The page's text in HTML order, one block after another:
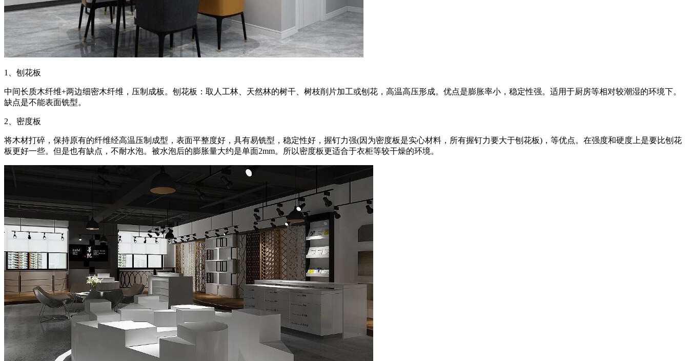
1、刨花板
中间长质木纤维+两边细密木纤维，压制成板。刨花板：取人工林、天然林的树干、树枝削片加工或刨花，高温高压形成。优点是膨胀率小，稳定性强。适用于厨房等相对较潮湿的环境下。
缺点是不能表面铣型。
2、密度板
将木材打碎，保持原有的纤维经高温压制成型，表面平整度好，具有易铣型，稳定性好，握钉力强(因为密度板是实心材料，所有握钉力要大于刨花板)，等优点。在强度和硬度上是要比刨花
板更好一些。但是也有缺点，不耐水泡。被水泡后的膨胀量大约是单面2mm。所以密度板更适合于衣柜等较干燥的环境。